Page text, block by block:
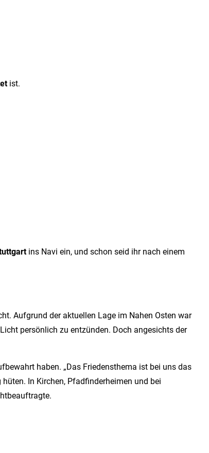
ist.
ins Navi ein, und schon seid ihr nach einem
Aufgrund der aktuellen Lage im Nahen Osten war
persönlich zu entzünden. Doch angesichts der
haben. „Das Friedensthema ist bei uns das
In Kirchen, Pfadfinderheimen und bei